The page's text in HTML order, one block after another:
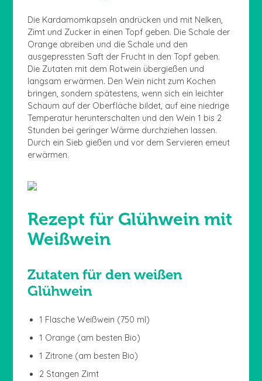
Die Kardamomkapseln andrücken und mit Nelken,
Zimt und Zucker in einen Topf geben. Die Schale der
Orange abreiben und die Schale und den
ausgepressten Saft der Frucht in den Topf geben.
Die Zutaten mit dem Rotwein übergießen und
langsam erwärmen. Den Wein nicht zum Kochen
bringen, sondern spätestens, wenn sich ein leichter
Schaum auf der Oberfläche bildet, auf eine niedrige
Temperatur herunterschalten und den Wein 1 bis 2
Stunden bei geringer Wärme durchziehen lassen.
Durch ein Sieb gießen und vor dem Servieren erneut
erwärmen.
Rezept für Glühwein mit
Weißwein
Zutaten für den weißen
Glühwein
1 Flasche Weißwein (750 ml)
1 Orange (am besten Bio)
1 Zitrone (am besten Bio)
2 Stangen Zimt